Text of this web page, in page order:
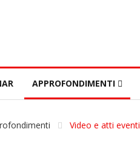
APPROFONDIMENTI
Video e atti eventi